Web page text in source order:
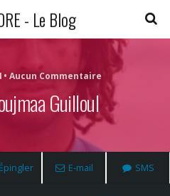
- Le Blog
• Aucun Commentaire
Guilloul
Épingler E-mail SMS